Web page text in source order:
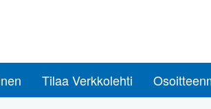
Tilaa Verkkolehti